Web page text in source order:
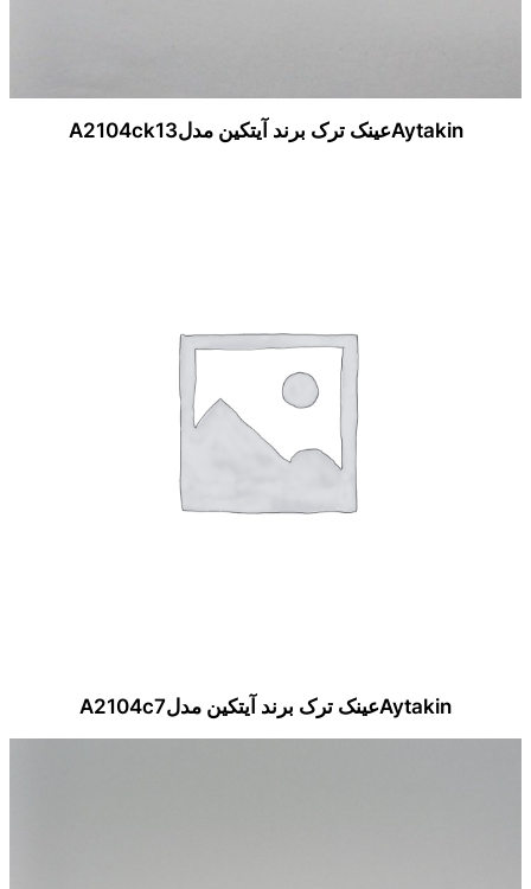
Aytakinعینک ترک برند آیتکین مدلA2104ck13
Aytakinعینک ترک برند آیتکین مدلA2104c7